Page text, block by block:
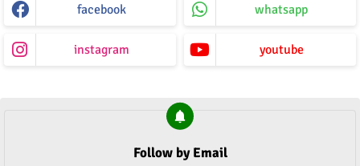
facebook whatsapp
instagram youtube
Follow by Email